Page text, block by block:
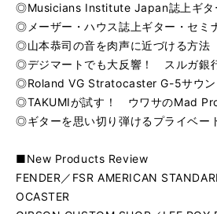
◎Musicians Institute Japan誌上ギタ
◎メーザー・ハウス誌上ギター・セミ
◎山本恭司の音を肉声に近づける方法
◎デジマートでも大反響！ スルガ銀
◎Roland VG Stratocaster G-5サウン
◎TAKUMIが試す！ ウワサのMad
◎ギターを思い切り弾けるプライベー
■New Products Review
FENDER／FSR AMERICAN
OCASTER